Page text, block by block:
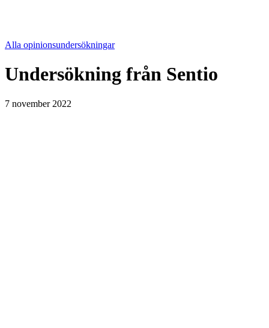
Alla opinionsundersökningar
Undersökning från Sentio
7 november 2022